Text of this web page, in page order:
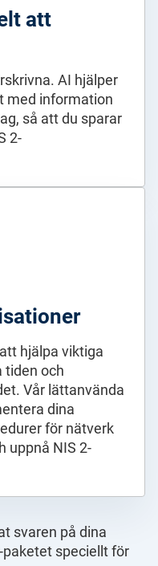
att
AI hjälper
med information
så att du sparar
2-
hjälpa viktiga
tiden och
Vår lättanvända
dina
för nätverk
uppnå NIS 2-
svaren på dina
speciellt för